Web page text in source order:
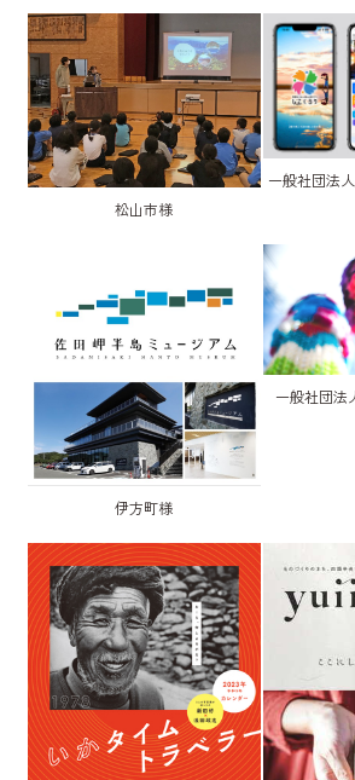
松山市様
一般社団法
伊方町様
一般社団法